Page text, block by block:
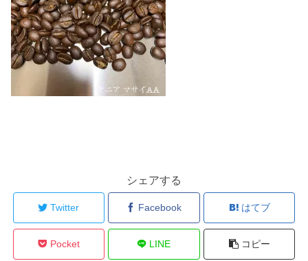
シェアする
Twitter Facebook はてブ
Pocket LINE コピー